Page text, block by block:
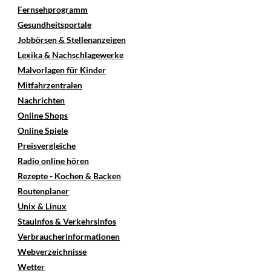
Fernsehprogramm
Gesundheitsportale
Jobbörsen & Stellenanzeigen
Lexika & Nachschlagewerke
Malvorlagen für Kinder
Mitfahrzentralen
Nachrichten
Online Shops
Online Spiele
Preisvergleiche
Radio online hören
Rezepte - Kochen & Backen
Routenplaner
Unix & Linux
Stauinfos & Verkehrsinfos
Verbraucherinformationen
Webverzeichnisse
Wetter